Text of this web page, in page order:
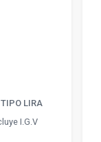
TIPO LIRA
I.G.V